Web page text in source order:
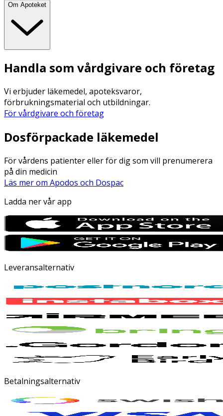
Om Apoteket
Handla som vårdgivare och företag
Vi erbjuder läkemedel, apoteksvaror,
förbrukningsmaterial och utbildningar.
För vårdgivare och företag
Dosförpackade läkemedel
För vårdens patienter eller för dig som vill prenumerera
på din medicin
Läs mer om Apodos och Dospac
Ladda ner vår app
Leveransalternativ
Betalningsalternativ